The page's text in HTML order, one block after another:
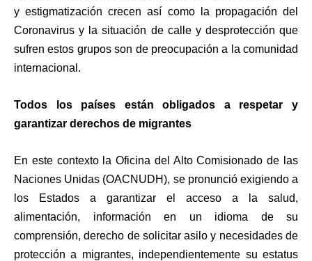
y estigmatización crecen así como la propagación del
Coronavirus y la situación de calle y desprotección que
sufren estos grupos son de preocupación a la comunidad
internacional.
Todos los países están obligados a respetar y
garantizar derechos de migrantes
En este contexto la Oficina del Alto Comisionado de las
Naciones Unidas (OACNUDH), se pronunció exigiendo a
los Estados a garantizar el acceso a la salud,
alimentación, información en un idioma de su
comprensión, derecho de solicitar asilo y necesidades de
protección a migrantes, independientemente su estatus